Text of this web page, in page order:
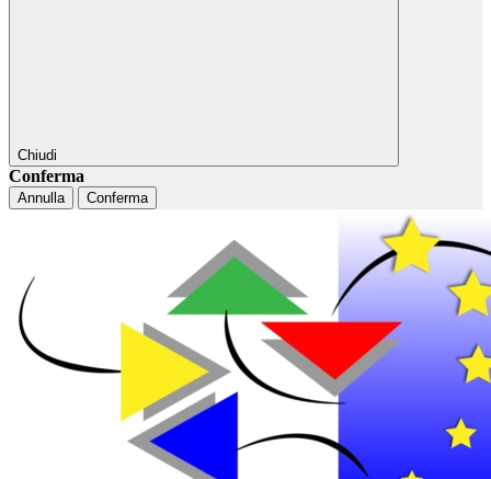
Chiudi
Conferma
Annulla Conferma